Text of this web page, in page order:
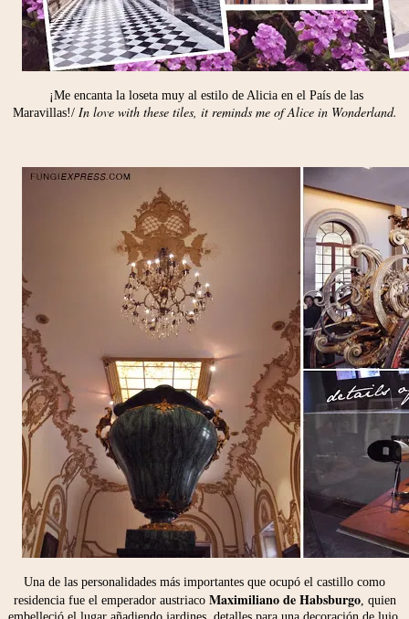
¡Me encanta la loseta muy al estilo de Alicia en el País de las
Maravillas!/ In love with these tiles, it reminds me of Alice in Wonderland.
Una de las personalidades más importantes que ocupó el castillo como
residencia fue el emperador austriaco Maximiliano de Habsburgo, quien
embelleció el lugar añadiendo jardines, detalles para una decoración de lujo,